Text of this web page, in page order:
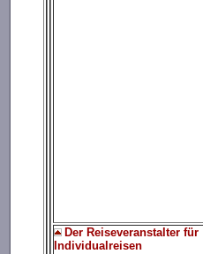
Der Reiseveranstalter für
Individualreisen